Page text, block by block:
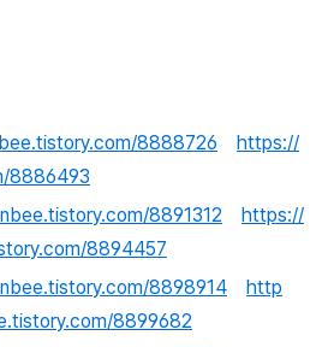
8888726
https://
8886493
8891312
https://
8894457
8898914
http
8899682